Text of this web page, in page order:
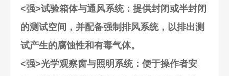
<强>试验箱体与通风系统：提供封闭或半封闭
的测试空间，并配备强制排风系统，以排出测
试产生的腐蚀性和有毒气体。
<强>光学观察窗与照明系统：便于操作者安